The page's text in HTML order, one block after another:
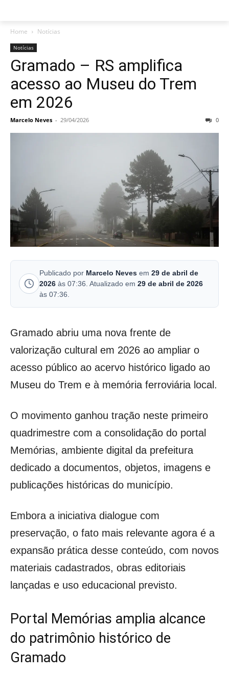
Home Notícias
Notícias
Gramado – RS amplifica
acesso ao Museu do Trem
em 2026
Marcelo Neves - 29/04/2026 0
Publicado por Marcelo Neves em 29 de abril de
2026 às 07:36. Atualizado em 29 de abril de 2026
às 07:36.
Gramado abriu uma nova frente de
valorização cultural em 2026 ao ampliar o
acesso público ao acervo histórico ligado ao
Museu do Trem e à memória ferroviária local.
O movimento ganhou tração neste primeiro
quadrimestre com a consolidação do portal
Memórias, ambiente digital da prefeitura
dedicado a documentos, objetos, imagens e
publicações históricas do município.
Embora a iniciativa dialogue com
preservação, o fato mais relevante agora é a
expansão prática desse conteúdo, com novos
materiais cadastrados, obras editoriais
lançadas e uso educacional previsto.
Portal Memórias amplia alcance
do patrimônio histórico de
Gramado